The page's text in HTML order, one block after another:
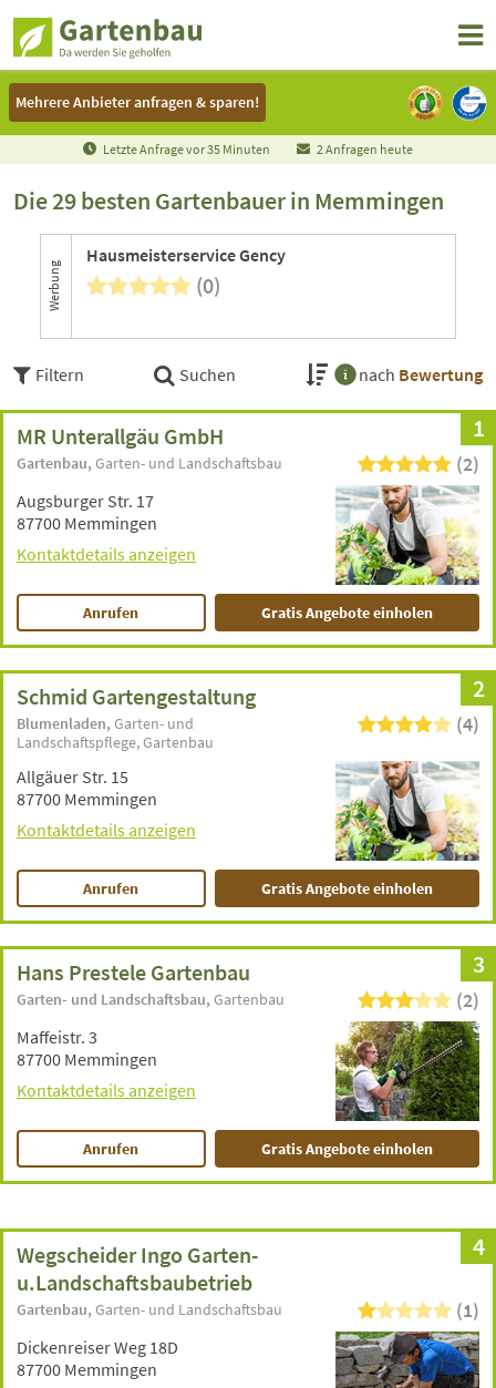
Mehrere Anbieter anfragen & sparen!
Mehrere Anbieter anfragen & sparen!
Letzte Anfrage vor35 Minuten 2 Anfragen heute
Die 29 besten Gartenbauer in Memmingen
Werbung
Hausmeisterservice Gency
(0)
Filtern Suchen nach Bewertung
1
MR Unterallgäu GmbH
Gartenbau Garten- und Landschaftsbau (2)
Augsburger Str. 17
87700 Memmingen
Kontaktdetails anzeigen
Anrufen Gratis Angebote einholen
2
Schmid Gartengestaltung
Blumenladen Garten- und
Landschaftspflege Gartenbau
(4)
Allgäuer Str. 15
87700 Memmingen
Kontaktdetails anzeigen
Anrufen Gratis Angebote einholen
3
Hans Prestele Gartenbau
Garten- und Landschaftsbau Gartenbau (2)
Maffeistr. 3
87700 Memmingen
Kontaktdetails anzeigen
Anrufen Gratis Angebote einholen
4
Wegscheider Ingo Garten-
u.Landschaftsbaubetrieb
Gartenbau Garten- und Landschaftsbau (1)
Dickenreiser Weg 18D
87700 Memmingen